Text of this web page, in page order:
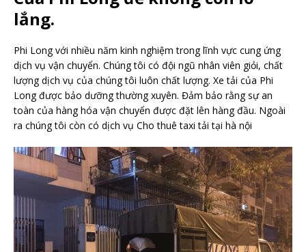
lắng.
Phi Long với nhiều năm kinh nghiệm trong lĩnh vực cung ứng
dịch vụ vận chuyển. Chúng tôi có đội ngũ nhân viên giỏi, chất
lượng dịch vụ của chúng tôi luôn chất lượng. Xe tải của Phi
Long được bảo dưỡng thường xuyên. Đảm bảo rằng sự an
toàn của hàng hóa vận chuyển được đặt lên hàng đầu. Ngoài
ra chúng tôi còn có dịch vụ Cho thuê taxi tải tại hà nội